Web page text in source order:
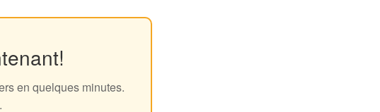
en quelques minutes.